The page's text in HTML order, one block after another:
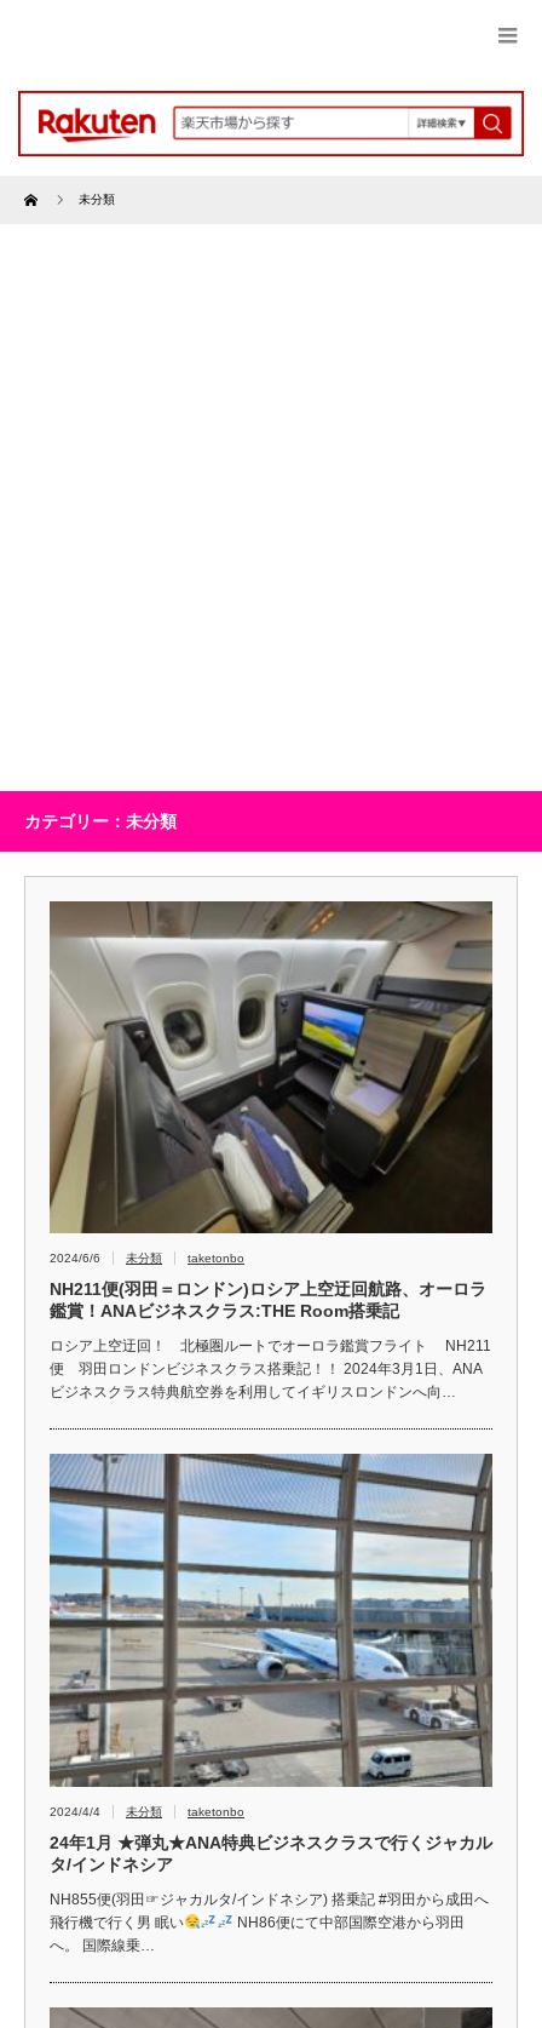
Home 未分類
カテゴリー：未分類
2024/6/6 未分類 taketonbo
NH211便(羽田＝ロンドン)ロシア上空迂回航路、オーロラ
鑑賞！ANAビジネスクラス:THE Room搭乗記
ロシア上空迂回！ 北極圏ルートでオーロラ鑑賞フライト NH211
便 羽田ロンドンビジネスクラス搭乗記！！ 2024年3月1日、ANA
ビジネスクラス特典航空券を利用してイギリスロンドンへ向…
2024/4/4 未分類 taketonbo
24年1月 ★弾丸★ANA特典ビジネスクラスで行くジャカル
タ/インドネシア
NH855便(羽田☞ジャカルタ/インドネシア) 搭乗記 #羽田から成田へ
飛行機で行く男 眠い
NH86便にて中部国際空港から羽田
へ。 国際線乗…